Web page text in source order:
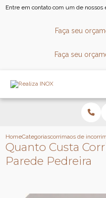
Entre em contato com um de nossos
Faça seu
Faça seu
HomeCategoriascorrimaos de inox
Quanto Custa
Parede Pedreira